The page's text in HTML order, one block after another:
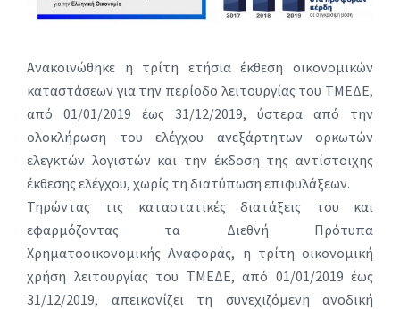
Ανακοινώθηκε η τρίτη ετήσια έκθεση οικονομικών
καταστάσεων για την περίοδο λειτουργίας του ΤΜΕΔΕ,
από 01/01/2019 έως 31/12/2019, ύστερα από την
ολοκλήρωση του ελέγχου ανεξάρτητων ορκωτών
ελεγκτών λογιστών και την έκδοση της αντίστοιχης
έκθεσης ελέγχου, χωρίς τη διατύπωση επιφυλάξεων.
Τηρώντας τις καταστατικές διατάξεις του και
εφαρμόζοντας τα Διεθνή Πρότυπα
Χρηματοοικονομικής Αναφοράς, η τρίτη οικονομική
χρήση λειτουργίας του ΤΜΕΔΕ, από 01/01/2019 έως
31/12/2019, απεικονίζει τη συνεχιζόμενη ανοδική